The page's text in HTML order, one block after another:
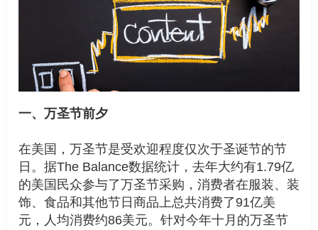
一、万圣节前夕
在美国，万圣节是受欢迎程度仅次于圣诞节的节
日。据The Balance数据统计，去年大约有1.79亿
的美国民众参与了万圣节采购，消费者在服装、装
饰、食品和其他节日商品上总共消费了91亿美
元，人均消费约86美元。针对今年十月的万圣节